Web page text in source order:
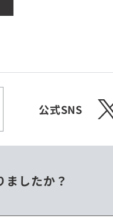
公式SNS X
ましたか？